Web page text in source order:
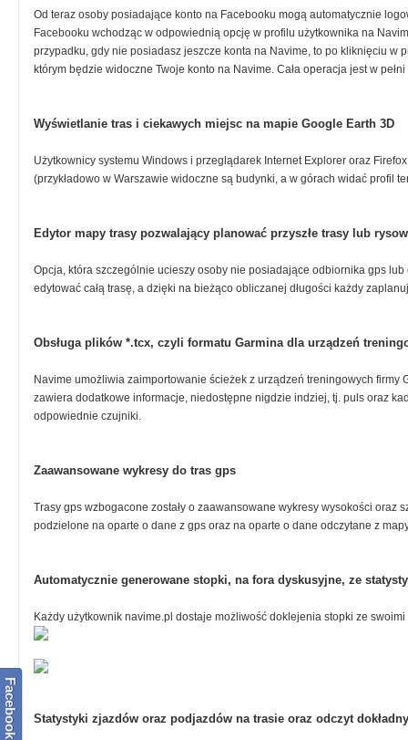
Od teraz osoby posiadające konto na Facebooku mogą automatycznie
Facebooku wchodząc w odpowiednią opcję w profilu użytkownika na
przypadku, gdy nie posiadasz jeszcze konta na Navime, to po kliknięciu
którym będzie widoczne Twoje konto na Navime. Cała operacja jest w
Wyświetlanie tras i ciekawych miejsc na mapie Google Earth 3D
Użytkownicy systemu Windows i przeglądarek Internet Explorer oraz
(przykładowo w Warszawie widoczne są budynki, a w górach widać profil
Edytor mapy trasy pozwalający planować przyszłe trasy lub
Opcja, która szczególnie ucieszy osoby nie posiadające odbiornika gps
edytować całą trasę, a dzięki na bieżąco obliczanej długości każdy
Obsługa plików *.tcx, czyli formatu Garmina dla urządzeń
Navime umożliwia zaimportowanie ścieżek z urządzeń treningowych
zawiera dodatkowe informacje, niedostępne nigdzie indziej, tj. puls oraz
odpowiednie czujniki.
Zaawansowane wykresy do tras gps
Trasy gps wzbogacone zostały o zaawansowane wykresy wysokości oraz
podzielone na oparte o dane z gps oraz na oparte o dane odczytane z
Automatycznie generowane stopki, na fora dyskusyjne, ze
Każdy użytkownik navime.pl dostaje możliwość doklejenia stopki ze
Statystyki zjazdów oraz podjazdów na trasie oraz odczyt
Facebook